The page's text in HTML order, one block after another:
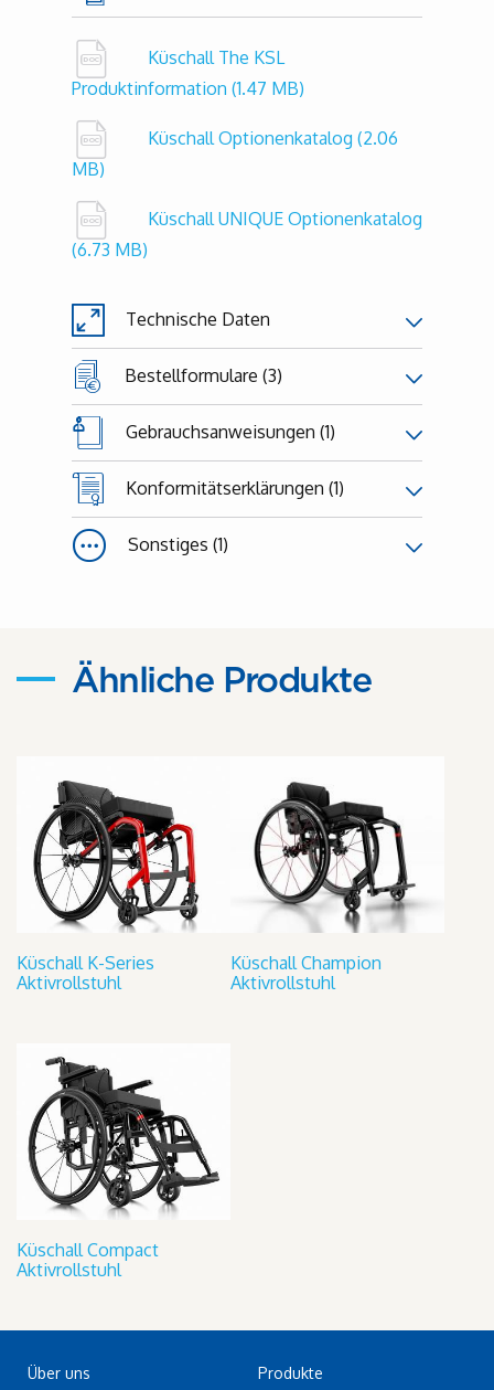
Küschall The KSL
Produktinformation (1.47 MB)
Küschall Optionenkatalog (2.06
MB)
Küschall UNIQUE Optionenkatalog
(6.73 MB)
Technische Daten
Bestellformulare (3)
Gebrauchsanweisungen (1)
Konformitätserklärungen (1)
Sonstiges (1)
Ähnliche Produkte
Küschall K-Series
Aktivrollstuhl
Küschall Champion
Aktivrollstuhl
Küschall Compact
Aktivrollstuhl
Über uns
Produkte